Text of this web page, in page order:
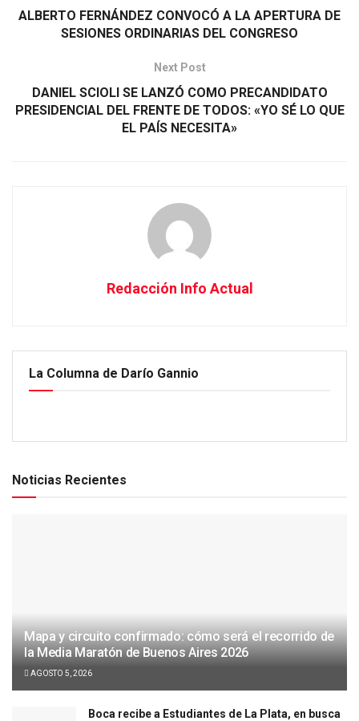
ALBERTO FERNÁNDEZ CONVOCÓ A LA APERTURA DE
SESIONES ORDINARIAS DEL CONGRESO
Next Post
DANIEL SCIOLI SE LANZÓ COMO PRECANDIDATO
PRESIDENCIAL DEL FRENTE DE TODOS: «YO SÉ LO QUE
EL PAÍS NECESITA»
Redacción Info Actual
La Columna de Darío Gannio
Noticias Recientes
Mapa y circuito confirmado: cómo será el recorrido de
la Media Maratón de Buenos Aires 2026
AGOSTO 5, 2026
Boca recibe a Estudiantes de La Plata, en busca